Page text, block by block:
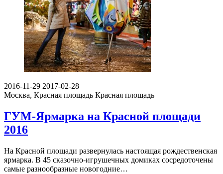
2016-11-29 2017-02-28
Москва, Красная площадь Красная площадь
ГУМ-Ярмарка на Красной площади
2016
На Красной площади развернулась настоящая рождественская
ярмарка. В 45 сказочно-игрушечных домиках сосредоточены
самые разнообразные новогодние…